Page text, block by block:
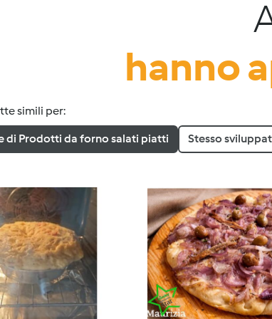
hanno
simili per:
di Prodotti da forno salati piatti Stesso